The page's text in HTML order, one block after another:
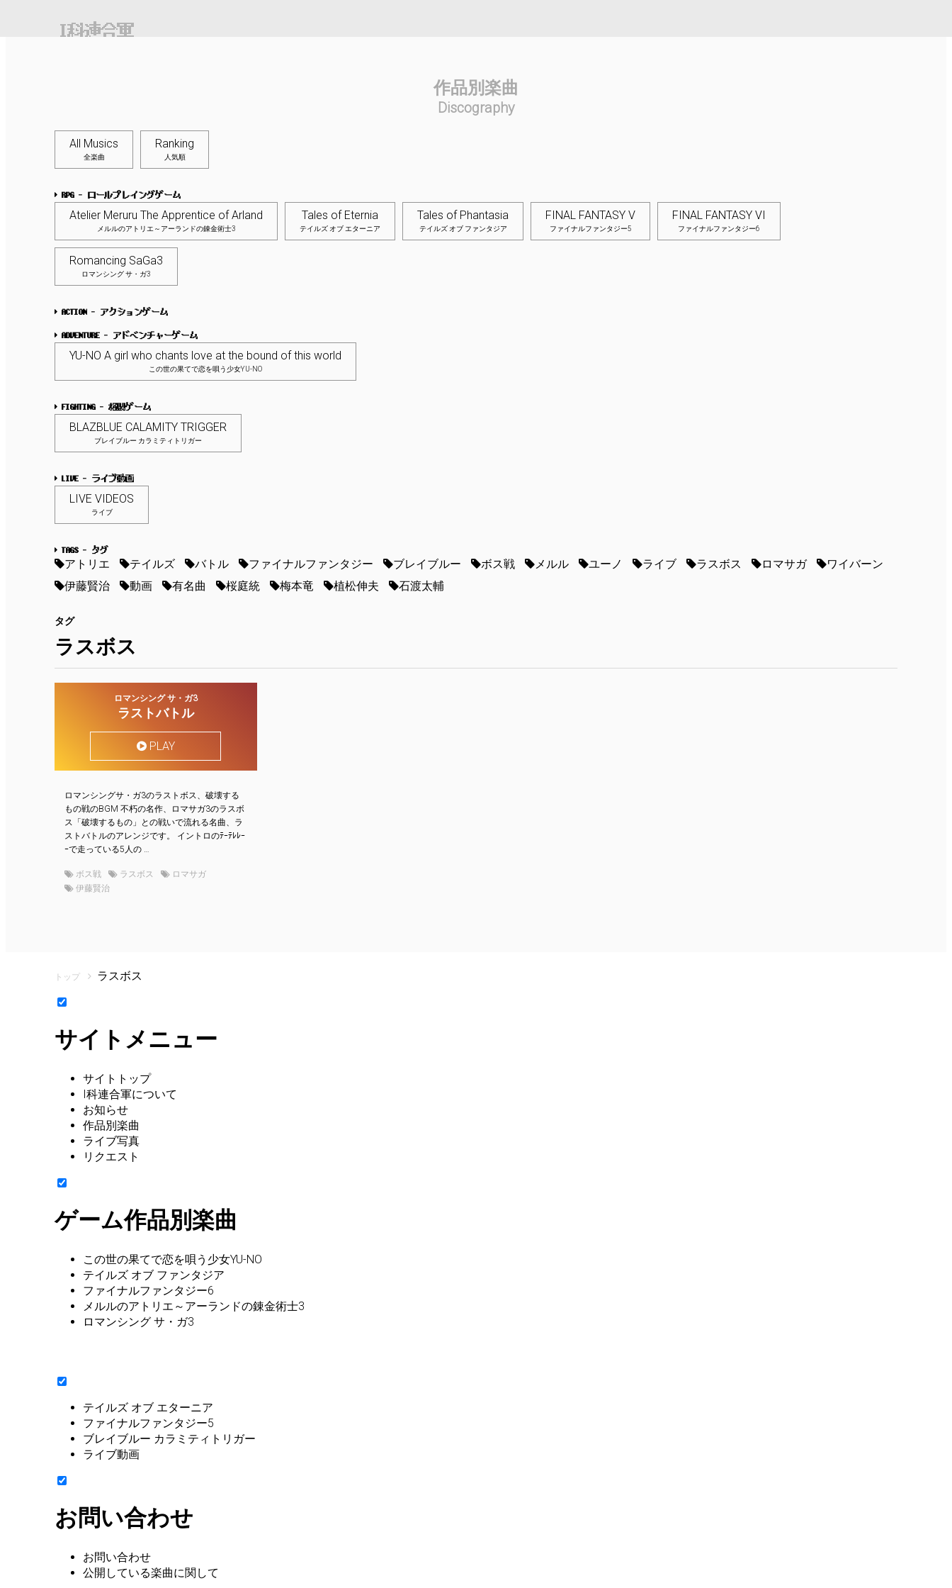
お知らせ
作品別楽曲
Discography
All Musics
全楽曲
Ranking
人気順
RPG - ロールプレイングゲーム
Atelier Meruru The Apprentice of Arland
メルルのアトリエ～アーランドの錬金術士3
Tales of Eternia
テイルズ オブ エターニア
Tales of Phantasia
テイルズ オブ ファンタジア
FINAL FANTASY V
ファイナルファンタジー5
FINAL FANTASY VI
ファイナルファンタジー6
Romancing SaGa3
ロマンシング サ・ガ3
ACTION - アクションゲーム
ADVENTURE - アドベンチャーゲーム
YU-NO A girl who chants love at the bound of this world
この世の果てで恋を唄う少女YU-NO
FIGHTING - 格闘ゲーム
BLAZBLUE CALAMITY TRIGGER
ブレイブルー カラミティトリガー
LIVE - ライブ動画
LIVE VIDEOS
ライブ
TAGS - タグ
アトリエ テイルズ バトル ファイナルファンタジー ブレイブルー ボス戦 メルル ユーノ ライブ ラスボス ロマサガ
ワイバーン
伊藤賢治
動画 有名曲 桜庭統 梅本竜 植松伸夫 石渡太輔
タグ
ラスボス
ロマンシング サ・ガ3
ラストバトル
PLAY
ロマンシングサ・ガ3のラストボス、破壊する
もの戦のBGM 不朽の名作、ロマサガ3のラスボ
ス「破壊するもの」との戦いで流れる名曲、ラ
ストバトルのアレンジです。 イントロのﾃｰﾃﾚﾚｰ
ｰで走っている5人の …
ボス戦 ラスボス
ロマサガ
伊藤賢治
トップ ラスボス
サイトメニュー
サイトトップ
I科連合軍について
お知らせ
作品別楽曲
ライブ写真
リクエスト
ゲーム作品別楽曲
この世の果てで恋を唄う少女YU-NO
テイルズ オブ ファンタジア
ファイナルファンタジー6
メルルのアトリエ～アーランドの錬金術士3
ロマンシング サ・ガ3
テイルズ オブ エターニア
ファイナルファンタジー5
ブレイブルー カラミティトリガー
ライブ動画
お問い合わせ
お問い合わせ
公開している楽曲に関して